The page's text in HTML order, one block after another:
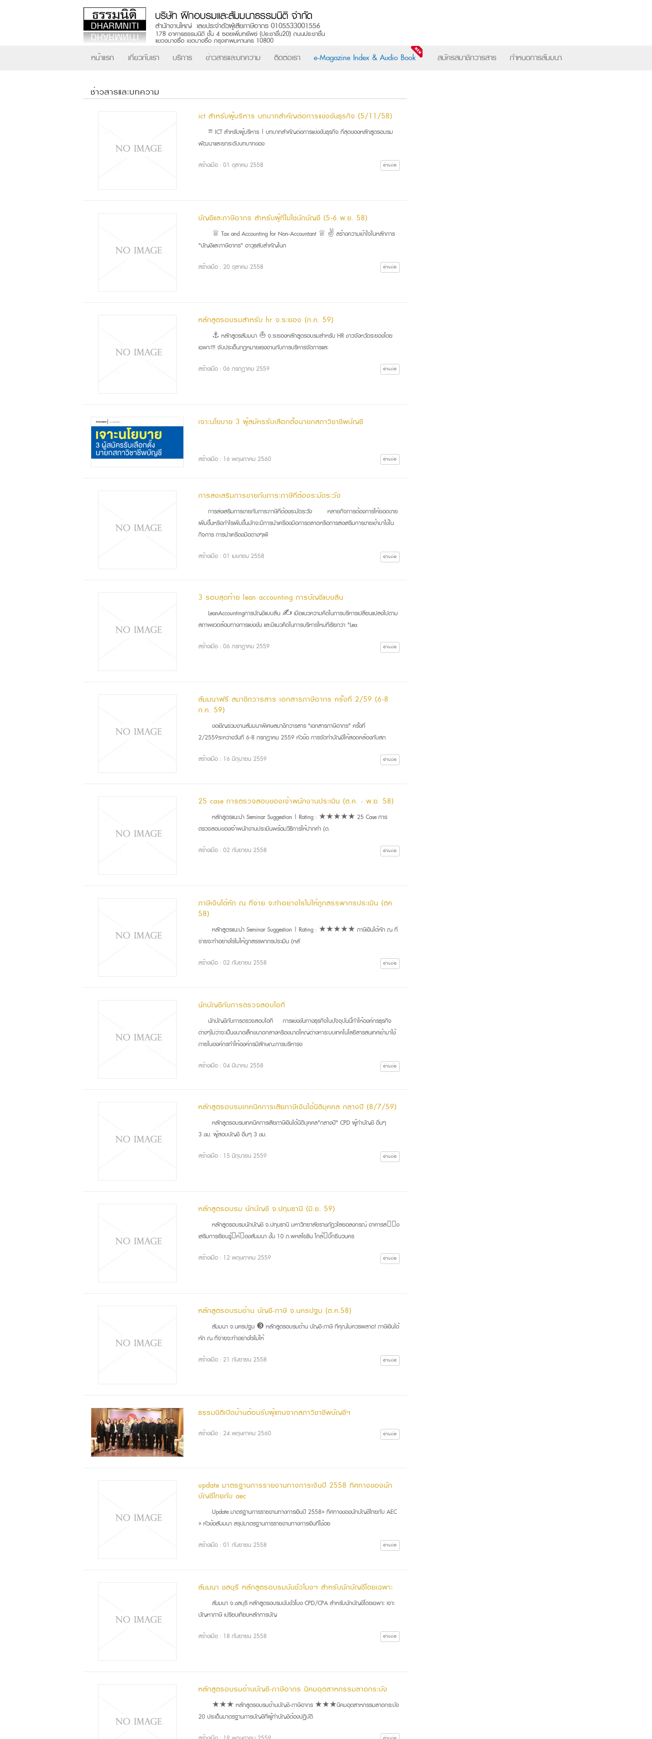
หน้าแรก เกี่ยวกับเรา บริการ ข่าวสารและบทความ ติดต่อเรา e-Magazine Index & Audio Book สมัครสมาชิกวารสาร กำหนดการสัมมนา
ช่าวสารและบทความ
ict สำหรับผู้บริหาร บทบาทสำคัญต่อการแข่งขันธุรกิจ (5/11/58)
≡ ICT สำหรับผู้บริหาร | บทบาทสำคัญต่อการแข่งขันธุรกิจ ที่สุดของหลักสูตรอบรม
พัฒนาและยกระดับบทบาทของ
สร้างเมื่อ : 01 ตุลาคม 2558 อ่านต่อ
บัญชีและภาษีอากร สำหรับผู้ที่ไม่ใช่นักบัญชี (5-6 พ.ย. 58)
♕ Tax and Accounting for Non-Accountant ♕ ✌ สร้างความเข้าใจในหลักการ
"บัญชีและภาษีอากร" อาวุธลับสำคัญในก
สร้างเมื่อ : 20 ตุลาคม 2558 อ่านต่อ
หลักสูตรอบรมสำหรับ hr จ.ระยอง (ก.ค. 59)
⚓ หลักสูตรสัมมนา ⛵ จ.ระยองหลักสูตรอบรมสำหรับ HR ชาวจังหวัดระยองโดย
เฉพาะ!!! จับประเด็นกฎหมายแรงงานกับการบริหารจัดการและ
สร้างเมื่อ : 06 กรกฎาคม 2559 อ่านต่อ
เจาะนโยบาย 3 ผู้สมัครรับเลือกตั้งนายกสภาวิชาชีพบัญชี
สร้างเมื่อ : 16 พฤษภาคม 2560 อ่านต่อ
การส่งเสริมการขายกับภาระภาษีที่ต้องระมัดระวัง
การส่งเสริมการขายกับภาระภาษีที่ต้องระมัดระวัง หลายกิจการต้องการให้ยอดขาย
เพิ่มขึ้นหรือกำไรเพิ่มขึ้นมักจะมีการนำเครื่องมือการตลาดหรือการส่งเสริมการขายเข้ามาใช้ใน
กิจการ การนำเครื่องมือต่างๆเพื
สร้างเมื่อ : 01 เมษายน 2558 อ่านต่อ
3 รอบสุดท้าย lean accounting การบัญชีแบบลีน
LeanAccountingการบัญชีแบบลีน ✍ เมื่อแนวความคิดในการบริหารเปลี่ยนแปลงไปตาม
สภาพแวดล้อมทางการแข่งขัน และมีแนวคิดในการบริหารใหม่ที่เรียกว่า "Lea
สร้างเมื่อ : 06 กรกฎาคม 2559 อ่านต่อ
สัมมนาฟรี สมาชิกวารสาร เอกสารภาษีอากร ครั้งที่ 2/59 (6-8
ก.ค. 59)
ขอเชิญร่วมงานสัมมนาพิเศษสมาชิกวารสาร "เอกสารภาษีอากร" ครั้งที่
2/2559ระหว่างวันที่ 6-8 กรกฎาคม 2559 หัวข้อ การจัดทำบัญชีให้สอดคล้องกับสภ
สร้างเมื่อ : 16 มิถุนายน 2559 อ่านต่อ
25 case การตรวจสอบของเจ้าพนักงานประเมิน (ต.ค. - พ.ย. 58)
หลักสูตรแนะนำ Seminar Suggestion | Rating : ★★★★★ 25 Case การ
ตรวจสอบของเจ้าพนักงานประเมินพร้อมวิธีการให้ปากคำ (ต.
สร้างเมื่อ : 02 กันยายน 2558 อ่านต่อ
ภาษีเงินได้หัก ณ ที่จ่าย จะทำอย่างไรไม่ให้ถูกสรรพากรประเมิน (ตค
58)
หลักสูตรแนะนำ Seminar Suggestion | Rating : ★★★★★ ภาษีเงินได้หัก ณ ที่
จ่ายจะทำอย่างไรไม่ให้ถูกสรรพากรประเมิน (หลั
สร้างเมื่อ : 02 กันยายน 2558 อ่านต่อ
นักบัญชีกับการตรวจสอบไอที
นักบัญชีกับการตรวจสอบไอที การแข่งขันทางธุรกิจในปัจจุบันนี้ทำให้องค์กรธุรกิจ
ต่างๆไม่ว่าจะเป็นขนาดเล็กขนาดกลางหรือขนาดใหญ่ต่างหาระบบเทคโนโลยีสารสนเทศเข้ามาใช้
ภายในองค์กรทำให้องค์กรมีลักษณะการบริหารง
สร้างเมื่อ : 04 มีนาคม 2558 อ่านต่อ
หลักสูตรอบรมเทคนิคการเสียภาษีเงินได้นิติบุคคล กลางปี (8/7/59)
หลักสูตรอบรมเทคนิคการเสียภาษีเงินได้นิติบุคคล"กลางปี" CPD ผู้ทำบัญชี อื่นๆ
3 ชม. ผู้สอบบัญชี อื่นๆ 3 ชม.
สร้างเมื่อ : 15 มิถุนายน 2559 อ่านต่อ
หลักสูตรอบรม นักบัญชี จ.ปทุมธานี (มิ.ย. 59)
หลักสูตรอบรมนักบัญชี จ.ปทุมธานี มหาวิทยาลัยราชภัฏวไลยอลงกรณ์ อาคารส่ง
เสริมการเรียนรู้ห้องสัมมนา ชั้น 10 ถ.พหลโยธิน ใกล้บิ๊กซีนวนคร
สร้างเมื่อ : 12 พฤษภาคม 2559 อ่านต่อ
หลักสูตรอบรมด้าน บัญชี-ภาษี จ.นครปฐม (ต.ค.58)
สัมมนา จ.นครปฐม ❸ หลักสูตรอบรมด้าน บัญชี-ภาษี ที่คุณไม่ควรพลาด! ภาษีเงินได้
หัก ณ ที่จ่ายจะทำอย่างไรไม่ให้
สร้างเมื่อ : 21 กันยายน 2558 อ่านต่อ
ธรรมนิติเปิดบ้านต้อนรับผู้แทนจากสภาวิชาชีพบัญชีฯ
สร้างเมื่อ : 24 พฤษภาคม 2560 อ่านต่อ
update มาตรฐานการรายงานทางการเงินปี 2558 ทิศทางของนัก
บัญชีไทยกับ aec
Update มาตรฐานการรายงานทางการเงินปี 2558» ทิศทางของนักบัญชีไทยกับ AEC
» หัวข้อสัมมนา สรุปมาตรฐานการรายงานทางการเงินที่ใช้อย
สร้างเมื่อ : 01 กันยายน 2558 อ่านต่อ
สัมมนา ชลบุรี หลักสูตรอบรมนับชั่วโมงฯ สำหรับนักบัญชีโดยเฉพาะ
สัมมนา จ.ชลบุรี หลักสูตรอบรมนับชั่วโมง CPD/CPA สำหรับนักบัญชีโดยเฉพาะ เจาะ
ปัญหาภาษี เปรียบเทียบหลักการบัญ
สร้างเมื่อ : 18 กันยายน 2558 อ่านต่อ
หลักสูตรอบรมด้านบัญชี-ภาษีอากร นิคมอุตสาหกรรมลาดกระบัง
★★★ หลักสูตรอบรมด้านบัญชี-ภาษีอากร ★★★นิคมอุตสาหกรรมลาดกระบัง
20 ประเด็นมาตรฐานการบัญชีที่ผู้ทำบัญชีต้องปฏิบัติ